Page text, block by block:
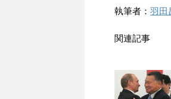
執筆者： 羽田
関連記事